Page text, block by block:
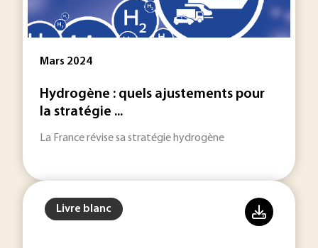
Mars 2024
Hydrogène : quels ajustements pour
la stratégie ...
La France révise sa stratégie hydrogène
Livre blanc